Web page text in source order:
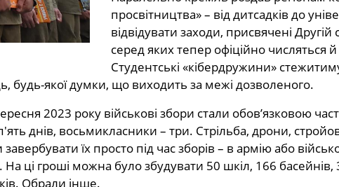
просвітництва» – від дитсадків до
відвідувати заходи, присвячені Другій
серед яких тепер офіційно числяться
Студентські «кібердружини»
будь-якої думки, що виходить за межі дозволеного.
2023 року військові збори стали обов’язковою
днів, восьмикласники – три. Стрільба, дрони,
їх просто під час зборів – в армію або
ці гроші можна було збудувати 50 шкіл, 166 басейнів,
Обрали інше.